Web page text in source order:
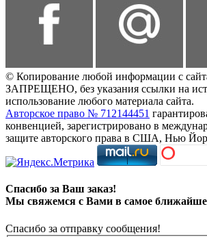
© Копирование любой информации с
ЗАПРЕЩЕНО, без указания ссылки на
использование любого материала сайта.
Авторское право № 712144451
конвенцией, зарегистрировано в
защите авторского права в США, Нью
Спасибо за Ваш заказ!
Мы свяжемся с Вами в самое
Спасибо за отправку сообщения!